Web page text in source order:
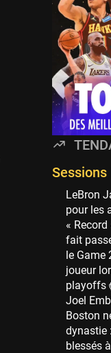
114
113
106
WNBA
97
89
82
Hoop
73
69
69
LeBron
pour les
«
fait
le Game
joueur
playoffs
Joel
Boston
dynastie
blessés